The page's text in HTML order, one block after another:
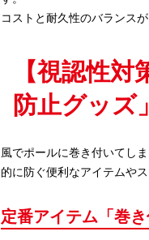
コストと耐久性のバランス
【視認性
防止グッズ」
風でポールに巻き付いてし
的に防ぐ便利なアイテムやス
定番アイテム「巻